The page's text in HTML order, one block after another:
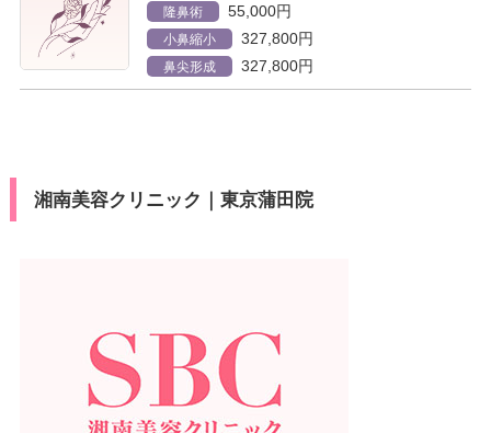
隆鼻術 55,000円
小鼻縮小 327,800円
鼻尖形成 327,800円
湘南美容クリニック｜東京蒲田院